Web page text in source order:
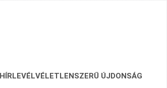
HÍRLEVÉLVÉLETLENSZERŰ ÚJDONSÁG